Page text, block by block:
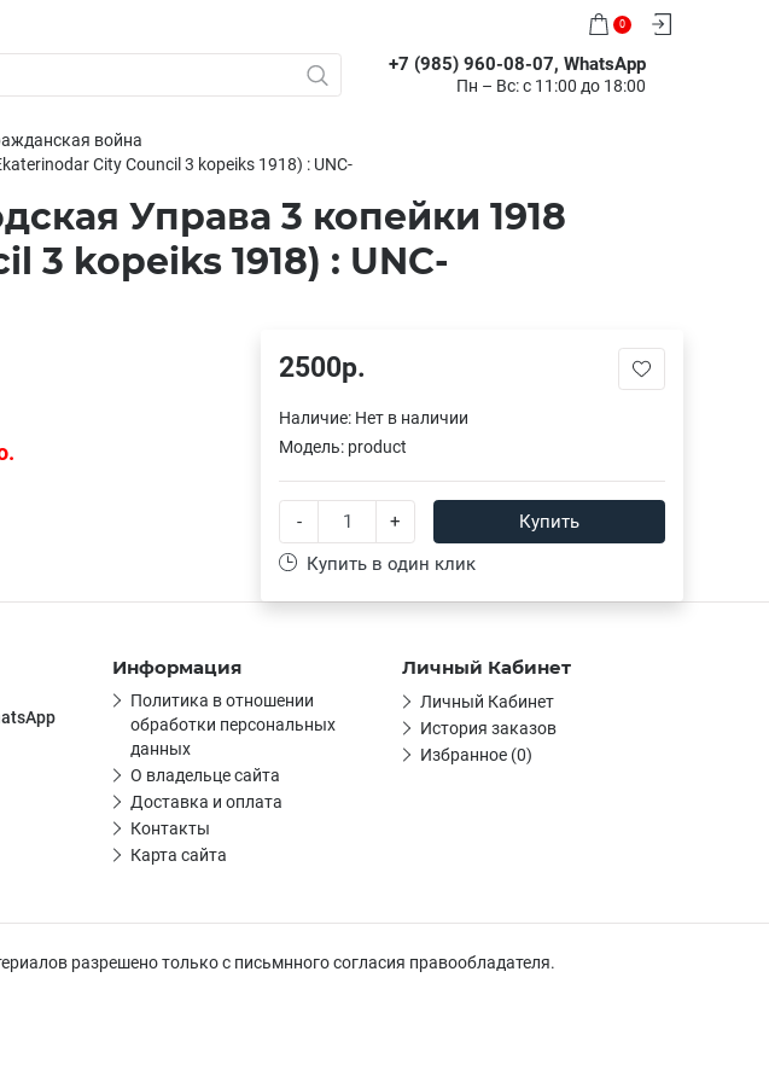
+7 (985) 960-08-07, WhatsApp
Пн – Вс: с 11:00 до 18:00
0
война
City Council 3 kopeiks 1918) : UNC-
Управа 3 копейки 1918
3 kopeiks 1918) : UNC-
2500р.
Наличие: Нет в наличии
Модель: product
- +
Купить
Купить в один клик
Информация
Политика в отношении
обработки персональных
данных
О владельце сайта
Доставка и оплата
Контакты
Карта сайта
Личный Кабинет
Личный Кабинет
История заказов
Избранное (0)
разрешено только с письмнного согласия правообладателя.